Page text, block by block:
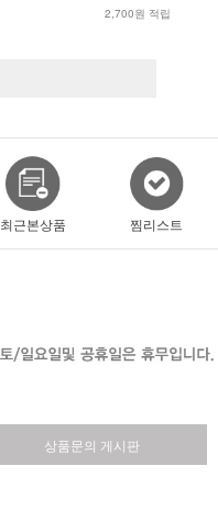
2,700원 적립
최근본상품 찜리스트
상품문의 게시판